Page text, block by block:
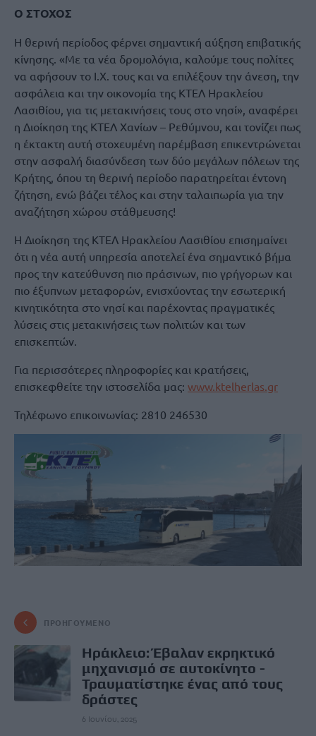
Ο ΣΤΟΧΟΣ
Η θερινή περίοδος φέρνει σημαντική αύξηση επιβατικής
κίνησης. «Με τα νέα δρομολόγια, καλούμε τους πολίτες
να αφήσουν το Ι.Χ. τους και να επιλέξουν την άνεση, την
ασφάλεια και την οικονομία της ΚΤΕΛ Ηρακλείου
Λασιθίου, για τις μετακινήσεις τους στο νησί», αναφέρει
η Διοίκηση της ΚΤΕΛ Χανίων – Ρεθύμνου, και τονίζει πως
η έκτακτη αυτή στοχευμένη παρέμβαση επικεντρώνεται
στην ασφαλή διασύνδεση των δύο μεγάλων πόλεων της
Κρήτης, όπου τη θερινή περίοδο παρατηρείται έντονη
ζήτηση, ενώ βάζει τέλος και στην ταλαιπωρία για την
αναζήτηση χώρου στάθμευσης!
Η Διοίκηση της ΚΤΕΛ Ηρακλείου Λασιθίου επισημαίνει
ότι η νέα αυτή υπηρεσία αποτελεί ένα σημαντικό βήμα
προς την κατεύθυνση πιο πράσινων, πιο γρήγορων και
πιο έξυπνων μεταφορών, ενισχύοντας την εσωτερική
κινητικότητα στο νησί και παρέχοντας πραγματικές
λύσεις στις μετακινήσεις των πολιτών και των
επισκεπτών.
Για περισσότερες πληροφορίες και κρατήσεις,
επισκεφθείτε την ιστοσελίδα μας: www.ktelherlas.gr
Τηλέφωνο επικοινωνίας: 2810 246530
ΠΡΟΗΓΟΎΜΕΝΟ
Ηράκλειο: Έβαλαν εκρηκτικό
μηχανισμό σε αυτοκίνητο -
Τραυματίστηκε ένας από τους
δράστες
6 Ιουνίου, 2025